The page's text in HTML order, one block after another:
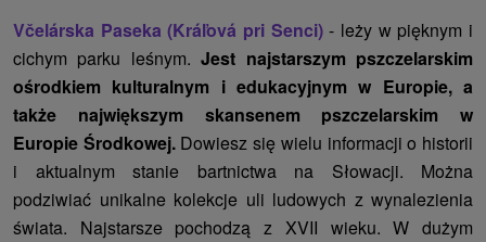
Včelárska Paseka (Kráľová pri Senci)- leży w pięknym i
cichym parku leśnym.Jest najstarszym pszczelarskim
ośrodkiem kulturalnym i edukacyjnym w Europie, a
także największym skansenem pszczelarskim w
Europie Środkowej. Dowiesz się wielu informacji o historii
i aktualnym stanie bartnictwa na Słowacji. Można
podziwiać unikalne kolekcje uli ludowych z wynalezienia
świata. Najstarsze pochodzą z XVII wieku. W dużym